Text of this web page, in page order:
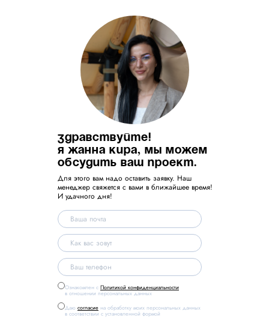
Ознакомлен с Политикой конфиденциальности
в отношении персональных данных
Даю согласие на обработку моих персональных данных
в соответствии с установленной формой
Здравствуйте!
Я Жанна Кира, мы можем
обсудить ваш проект.
Для этого вам надо оставить заявку. Наш
менеджер свяжется с вами в ближайшее время!
И удачного дня!